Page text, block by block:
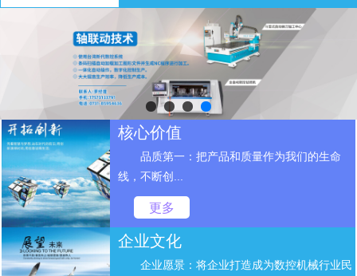
核心价值
品质第一：把产品和质量作为我们的生命
线，不断创...
更多
企业文化
企业愿景：将企业打造成为数控机械行业民